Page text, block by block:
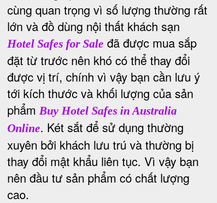
cùng quan trọng vì số lượng thường rất
lớn và đồ dùng nội thất khách sạn
Hotel Safes for Sale đã được mua sắp
đặt từ trước nên khó có thể thay đổi
được vị trí, chính vì vậy bạn cần lưu ý
tới kích thước và khối lượng của sản
phẩm Buy Hotel Safes in Australia
Online. Két sắt để sử dụng thường
xuyên bởi khách lưu trú và thường bị
thay đổi mật khẩu liên tục. Vì vậy bạn
nên đầu tư sản phẩm có chất lượng
cao.